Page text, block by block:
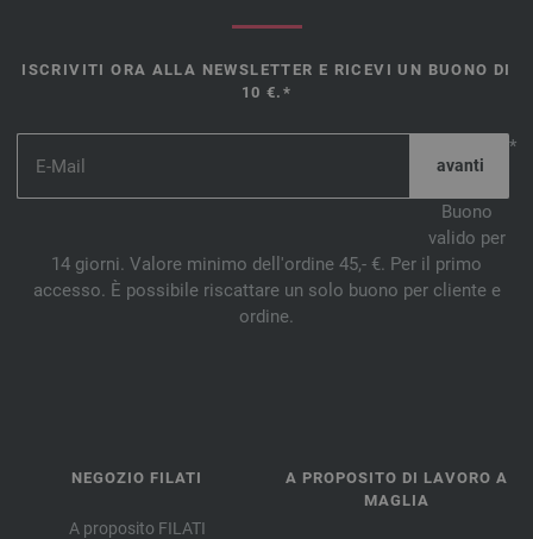
ISCRIVITI ORA ALLA NEWSLETTER E RICEVI UN BUONO DI
10 €.*
*
Buono
valido per
14 giorni. Valore minimo dell'ordine 45,- €. Per il primo
accesso. È possibile riscattare un solo buono per cliente e
ordine.
NEGOZIO FILATI
A proposito FILATI
A PROPOSITO DI LAVORO A
MAGLIA